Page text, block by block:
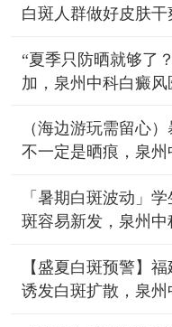
白斑人群做好皮肤
“夏季只防晒就够了
加，泉州中科白癜
（海边游玩需留心
不一定是晒痕，泉
「暑期白斑波动」
斑容易新发，泉州
【盛夏白斑预警】
诱发白斑扩散，泉